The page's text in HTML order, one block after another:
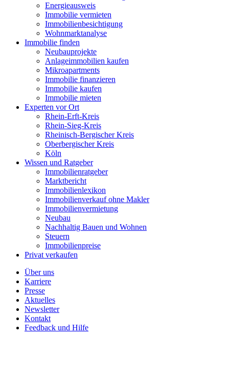
Energieausweis
Immobilie vermieten
Immobilienbesichtigung
Wohnmarktanalyse
Immobilie finden
Neubauprojekte
Anlageimmobilien kaufen
Mikroapartments
Immobilie finanzieren
Immobilie kaufen
Immobilie mieten
Experten vor Ort
Rhein-Erft-Kreis
Rhein-Sieg-Kreis
Rheinisch-Bergischer Kreis
Oberbergischer Kreis
Köln
Wissen und Ratgeber
Immobilienratgeber
Marktbericht
Immobilienlexikon
Immobilienverkauf ohne Makler
Immobilienvermietung
Neubau
Nachhaltig Bauen und Wohnen
Steuern
Immobilienpreise
Privat verkaufen
Über uns
Karriere
Presse
Aktuelles
Newsletter
Kontakt
Feedback und Hilfe